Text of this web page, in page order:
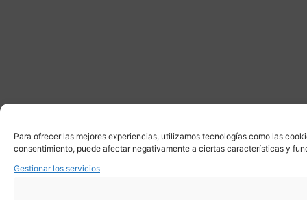
Para ofrecer las mejores experiencias, utilizamos tecnologías como las
consentimiento, puede afectar negativamente a ciertas características y
Gestionar los servicios